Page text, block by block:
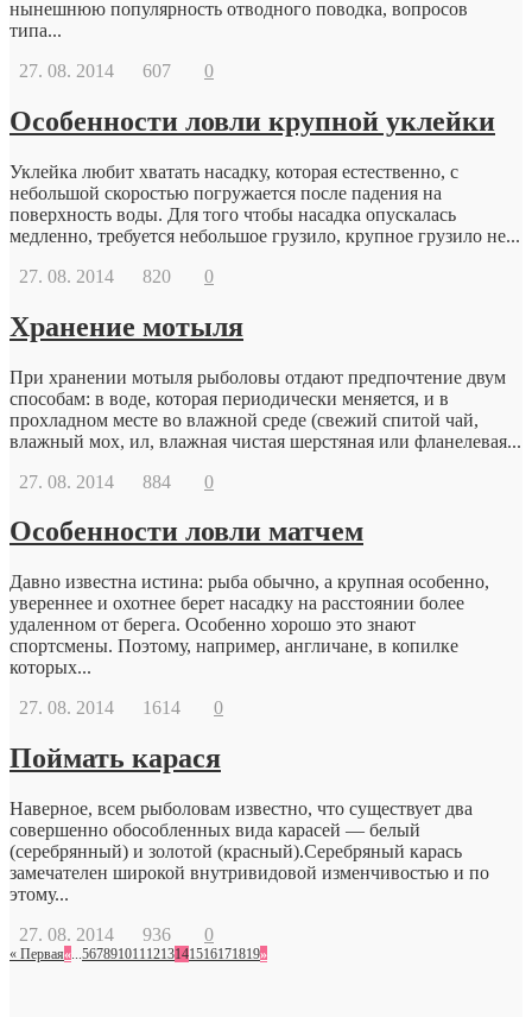
нынешнюю популярность отводного поводка, вопросов
типа...
27. 08. 2014
607 0
Особенности ловли крупной уклейки
Уклейка любит хватать насадку, которая естественно, с
небольшой скоростью погружается после падения на
поверхность воды. Для того чтобы насадка опускалась
медленно, требуется небольшое грузило, крупное грузило не...
27. 08. 2014
820 0
Хранение мотыля
При хранении мотыля рыболовы отдают предпочтение двум
способам: в воде, которая периодически меняется, и в
прохладном месте во влажной среде (свежий спитой чай,
влажный мох, ил, влажная чистая шерстяная или фланелевая...
27. 08. 2014
884 0
Особенности ловли матчем
Давно известна истина: рыба обычно, а крупная особенно,
увереннее и охотнее берет насадку на расстоянии более
удаленном от берега. Особенно хорошо это знают
спортсмены. Поэтому, например, англичане, в копилке
которых...
27. 08. 2014
1614 0
Поймать карася
Наверное, всем рыболовам известно, что существует два
совершенно обособленных вида карасей — белый
(серебрянный) и золотой (красный).Серебряный карась
замечателен широкой внутривидовой изменчивостью и по
этому...
27. 08. 2014
936 0
« Первая«...5678910111213141516171819»